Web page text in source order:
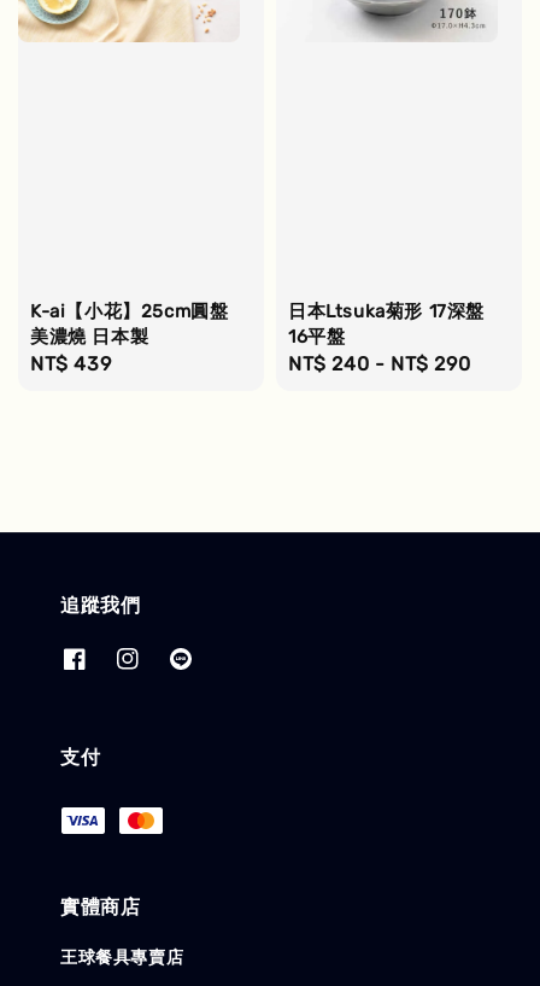
K-ai【小花】25cm圓盤
美濃燒 日本製
Regular
NT$ 439
日本Ltsuka菊形 17深盤
16平盤
Regular
NT$ 240 - NT$ 290
追蹤我們
支付
實體商店
王球餐具專賣店